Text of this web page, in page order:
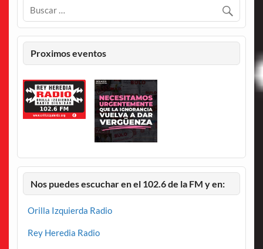
Proximos eventos
Nos puedes escuchar en el 102.6 de la FM y en:
Orilla Izquierda Radio
Rey Heredia Radio